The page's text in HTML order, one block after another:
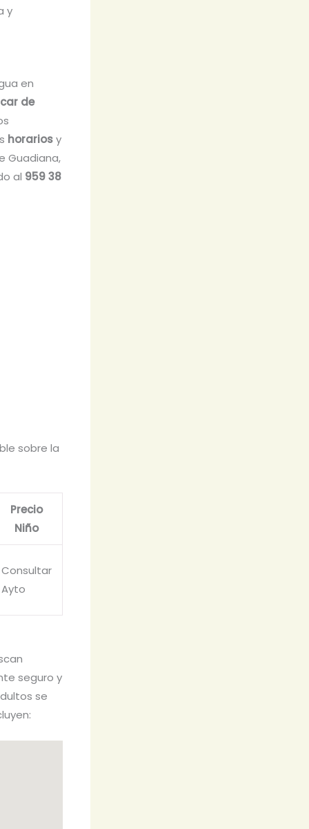
y
en
de
horariosy
Guadiana,
al 959 38
sobre la
Precio
Niño
Consultar
Ayto
seguro y
se